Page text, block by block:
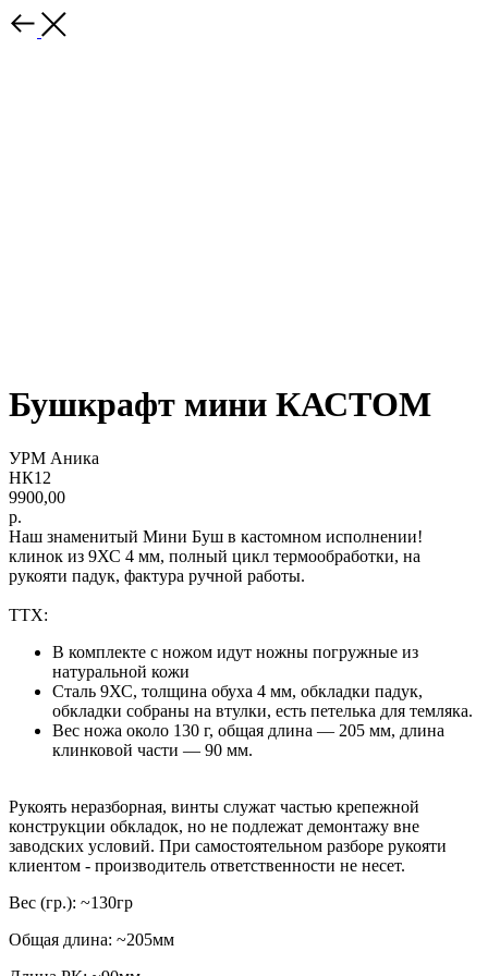
Бушкрафт мини КАСТОМ
УРМ Аника
НК12
9900,00
р.
Наш знаменитый Мини Буш в кастомном исполнении!
клинок из 9ХС 4 мм, полный цикл термообработки, на
рукояти падук, фактура ручной работы.
ТТХ:
В комплекте с ножом идут ножны погружные из
натуральной кожи
Сталь 9ХС, толщина обуха 4 мм, обкладки падук,
обкладки собраны на втулки, есть петелька для темляка.
Вес ножа около 130 г, общая длина — 205 мм, длина
клинковой части — 90 мм.
Рукоять неразборная, винты служат частью крепежной
конструкции обкладок, но не подлежат демонтажу вне
заводских условий. При самостоятельном разборе рукояти
клиентом - производитель ответственности не несет.
Вес (гр.): ~130гр
Общая длина: ~205мм